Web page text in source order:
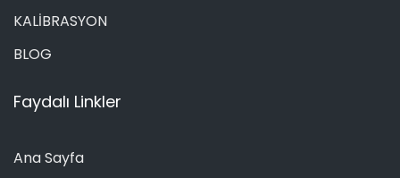
KALİBRASYON
BLOG
Faydalı Linkler
Ana Sayfa